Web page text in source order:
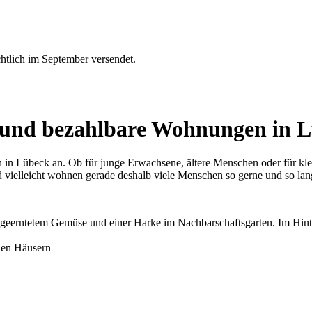
im September versendet.
bezahlbare Wohnungen in
Lübeck an. Ob für junge Erwachsene, ältere Menschen oder für
wohnen gerade deshalb viele Menschen so gerne und so